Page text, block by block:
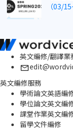
（03/
英文編修/翻譯
英文編修服務
學術論文英語編
學位論文英文編
課堂作業英文編
留學文件編修